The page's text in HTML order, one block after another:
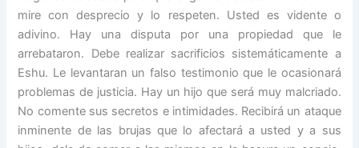
mire con desprecio y lo respeten. Usted es vidente o
adivino. Hay una disputa por una propiedad que le
arrebataron. Debe realizar sacrificios sistemáticamente a
Eshu. Le levantaran un falso testimonio que le ocasionará
problemas de justicia. Hay un hijo que será muy malcriado.
No comente sus secretos e intimidades. Recibirá un ataque
inminente de las brujas que lo afectará a usted y a sus